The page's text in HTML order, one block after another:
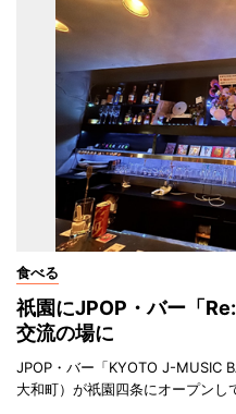
食べる
祇園にJPOP・バー「
交流の場に
JPOP・バー「KYOTO J-MUSIC
大和町）が祇園四条にオープンし